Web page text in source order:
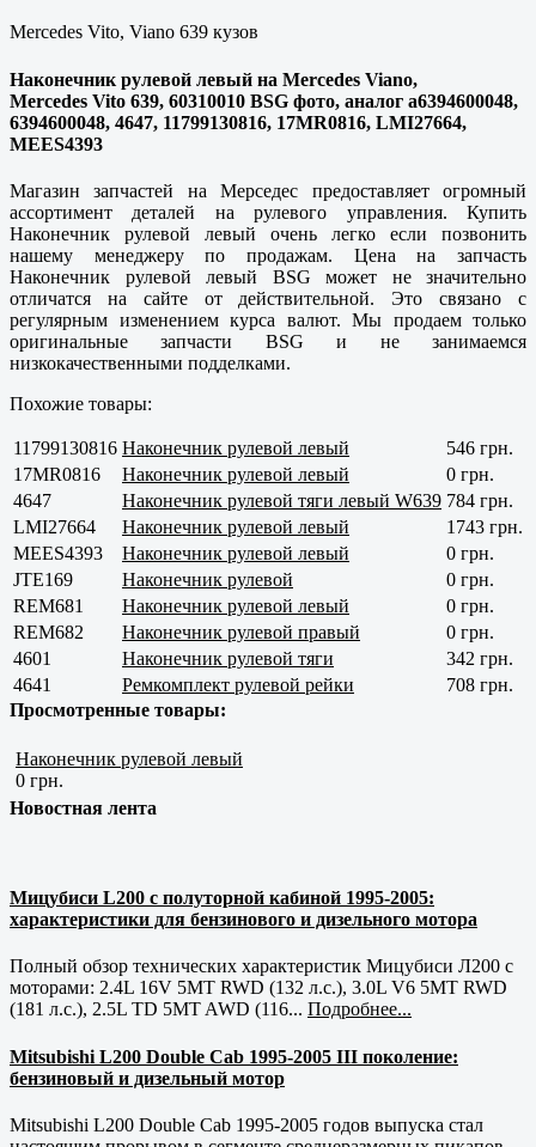
Mercedes Vito, Viano 639 кузов
Наконечник рулевой левый на Mercedes Viano,
Mercedes Vito 639, 60310010 BSG фото, аналог a6394600048,
6394600048, 4647, 11799130816, 17MR0816, LMI27664,
MEES4393
Магазин запчастей на Мерседес предоставляет огромный
ассортимент деталей на рулевого управления. Купить
Наконечник рулевой левый очень легко если позвонить
нашему менеджеру по продажам. Цена на запчасть
Наконечник рулевой левый BSG может не значительно
отличатся на сайте от действительной. Это связано с
регулярным изменением курса валют. Мы продаем только
оригинальные запчасти BSG и не занимаемся
низкокачественными подделками.
Похожие товары:
11799130816 Наконечник рулевой левый
546 грн.
17MR0816
Наконечник рулевой левый
0 грн.
4647
Наконечник рулевой тяги левый W639 784 грн.
LMI27664
Наконечник рулевой левый
1743 грн.
MEES4393
Наконечник рулевой левый
0 грн.
JTE169
Наконечник рулевой
0 грн.
REM681
Наконечник рулевой левый
0 грн.
REM682
Наконечник рулевой правый
0 грн.
4601
Наконечник рулевой тяги
342 грн.
4641
Ремкомплект рулевой рейки
708 грн.
Просмотренные товары:
Наконечник рулевой левый
0 грн.
Новостная лента
Мицубиси L200 с полуторной кабиной 1995-2005:
характеристики для бензинового и дизельного мотора
Полный обзор технических характеристик Мицубиси Л200 с
моторами: 2.4L 16V 5MT RWD (132 л.с.), 3.0L V6 5MT RWD
(181 л.с.), 2.5L TD 5MT AWD (116... Подробнее...
Mitsubishi L200 Double Cab 1995-2005 III поколение:
бензиновый и дизельный мотор
Mitsubishi L200 Double Cab 1995-2005 годов выпуска стал